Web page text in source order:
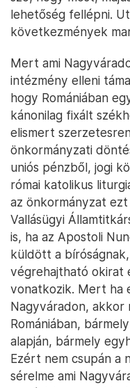
lehetőség fellépni.
következmények
Mert ami
intézmény elleni
hogy Romániában
kánonilag fixált
elismert
önkormányzati
uniós pénzből, jogi
római katolikus
az önkormányzat
Vallásügyi
is, ha az Apostoli
küldött a
végrehajtható okirat
vonatkozik. Mert ha
Nagyváradon, akkor
Romániában,
alapján, bármely
Ezért nem csupán a
sérelme ami